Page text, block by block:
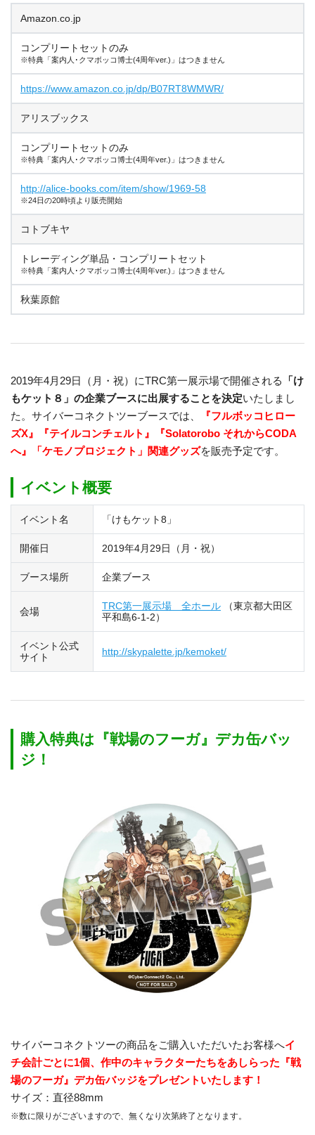
Amazon.co.jp
コンプリートセットのみ
※特典「案内人･クマボッコ博士(4周年ver.)」はつきません
https://www.amazon.co.jp/dp/B07RT8WMWR/
アリスブックス
コンプリートセットのみ
※特典「案内人･クマボッコ博士(4周年ver.)」はつきません
http://alice-books.com/item/show/1969-58
※24日の20時頃より販売開始
コトブキヤ
トレーディング単品・コンプリートセット
※特典「案内人･クマボッコ博士(4周年ver.)」はつきません
秋葉原館
2019年4月29日（月・祝）にTRC第一展示場で開催される
「け
もケット８」の企業ブースに出展することを決定いたしまし
た。サイバーコネクトツーブースでは、
『フルボッコヒロー
ズX』『テイルコンチェルト』『Solatorobo それからCODA
へ』「ケモノプロジェクト」関連グッズを販売予定です。
イベント概要
イベント名 「けもケット8」
開催日 2019年4月29日（月・祝）
ブース場所 企業ブース
会場 TRC第一展示場 全ホール （東京都大田区
平和島6-1-2）
イベント公式
サイト
http://skypalette.jp/kemoket/
購入特典は『戦場のフーガ』デカ缶バッ
ジ！
サイバーコネクトツーの商品をご購入いただいたお客様へイ
チ会計ごとに1個、作中のキャラクターたちをあしらった『戦
場のフーガ』デカ缶バッジをプレゼントいたします！
サイズ：直径88mm
※数に限りがございますので、無くなり次第終了となります。